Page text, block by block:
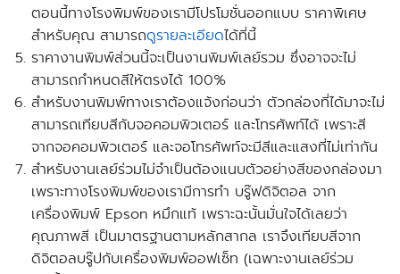
ตอนนี้ทางโรงพิมพ์ของเรามีโปรโมชั่นออกแบบ ราคาพิเศษ
สำหรับคุณ สามารถดูรายละเอียดได้ที่นี้
ราคางานพิมพ์ส่วนนี้จะเป็นงานพิมพ์เลย์รวม ซึ่งอาจจะไม่
สามารถกำหนดสีให้ตรงได้ 100%
สำหรับงานพิมพ์ทางเราต้องแจ้งก่อนว่า ตัวกล่องที่ได้มาจะไม่
สามารถเทียบสีกับจอคอมพิวเตอร์ และโทรศัพท์ได้ เพราะสี
จากจอคอมพิวเตอร์ และจอโทรศัพท์จะมีสีและแสงที่ไม่เท่ากัน
สำหรับงานเลย์ร่วมไม่จำเป็นต้องแนบตัวอย่างสีของกล่องมา
เพราะทางโรงพิมพ์ของเรามีการทำ บรู๊ฟดิจิตอล จาก
เครื่องพิมพ์ Epson หมึกแท้ เพราะฉะนั้นมั่นใจได้เลยว่า
คุณภาพสี เป็นมาตรฐานตามหลักสากล เราจึงเทียบสีจาก
ดิจิตอลบรู๊ปกับเครื่องพิมพ์ออฟเซ็ท (เฉพาะงานเลย์ร่วม